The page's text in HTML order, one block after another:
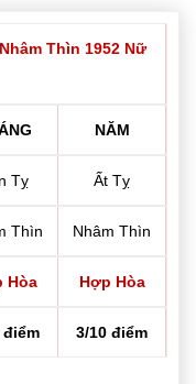
Thìn 1952 Nữ
NĂM
Tỵ Ất Tỵ
Thìn Nhâm Thìn
Hòa Hợp Hòa
điểm 3/10 điểm